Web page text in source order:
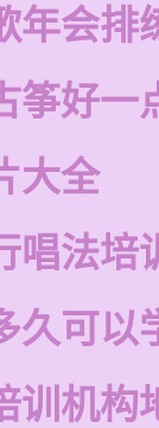
年会排
筝好一
大全
唱法培
久可以
训机构